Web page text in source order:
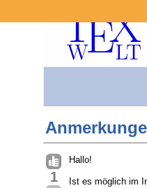
1
Hallo!
Ist es möglich im